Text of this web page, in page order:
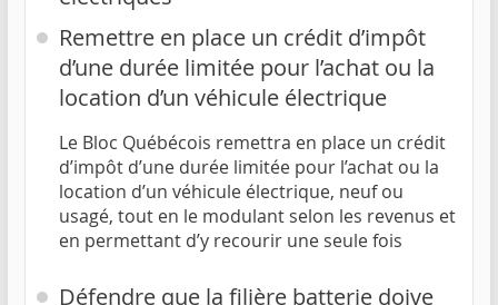
Remettre en place un crédit d’impôt
d’une durée limitée pour l’achat ou la
location d’un véhicule électrique
Le Bloc Québécois remettra en place un crédit
d’impôt d’une durée limitée pour l’achat ou la
location d’un véhicule électrique, neuf ou
usagé, tout en le modulant selon les revenus et
en permettant d’y recourir une seule fois
Défendre que la filière batterie doive